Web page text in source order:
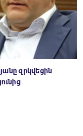
զրկվեցին